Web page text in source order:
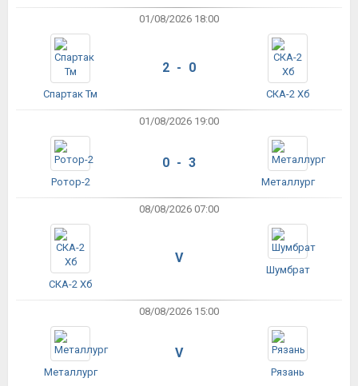
01/08/2026 18:00
Спартак Тм
2 - 0
СКА-2 Хб
01/08/2026 19:00
Ротор-2
0 - 3
Металлург
08/08/2026 07:00
СКА-2 Хб
V
Шумбрат
08/08/2026 15:00
Металлург
V
Рязань